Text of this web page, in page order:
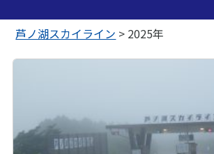
芦ノ湖スカイライン > 2025年